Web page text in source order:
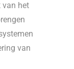
van het
van